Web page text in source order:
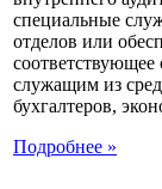
специальные
отделов или
служащим из
бухгалтеров,
Подробнее »